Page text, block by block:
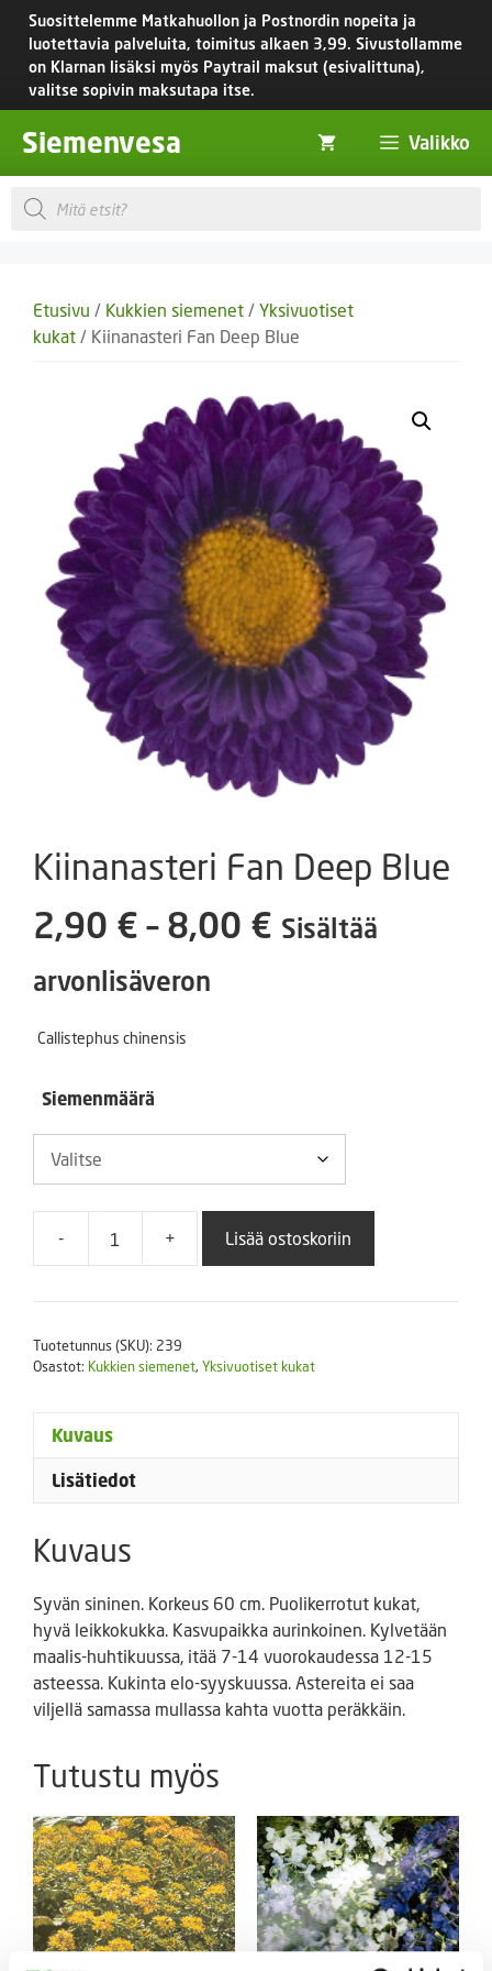
Siirry
sisältöön
Suosittelemme Matkahuollon ja Postnordin nopeita ja
luotettavia palveluita, toimitus alkaen 3,99. Sivustollamme
on Klarnan lisäksi myös Paytrail maksut (esivalittuna),
valitse sopivin maksutapa itse.
Siemenvesa Valikko
Products
search
Etusivu / Kukkien siemenet / Yksivuotiset
kukat / Kiinanasteri Fan Deep Blue
Kiinanasteri Fan Deep Blue
2,90 € – 8,00 € Hintaluokka:
Sisältää
arvonlisäveron
Callistephus chinensis
Siemenmäärä
-
Kiinanasteri
Deep
+ Lisää ostoskoriin
Tuotetunnus (SKU): 239
Osastot: Kukkien siemenet, Yksivuotiset kukat
Kuvaus
Lisätiedot
Kuvaus
Syvän sininen. Korkeus 60 cm. Puolikerrotut kukat,
hyvä leikkokukka. Kasvupaikka aurinkoinen. Kylvetään
maalis-huhtikuussa, itää 7-14 vuorokaudessa 12-15
asteessa. Kukinta elo-syyskuussa. Astereita ei saa
viljellä samassa mullassa kahta vuotta peräkkäin.
Tutustu myös